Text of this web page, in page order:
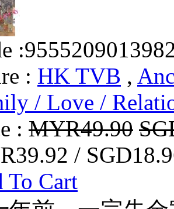
:
: HK TVB ,
/ Love /
: MYR49.90
/
To Cart